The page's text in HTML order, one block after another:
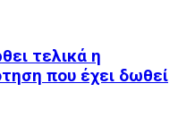
τελικά η
που έχει δωθεί